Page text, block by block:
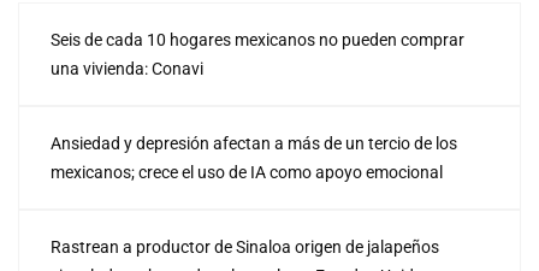
Seis de cada 10 hogares mexicanos no pueden comprar
una vivienda: Conavi
Ansiedad y depresión afectan a más de un tercio de los
mexicanos; crece el uso de IA como apoyo emocional
Rastrean a productor de Sinaloa origen de jalapeños